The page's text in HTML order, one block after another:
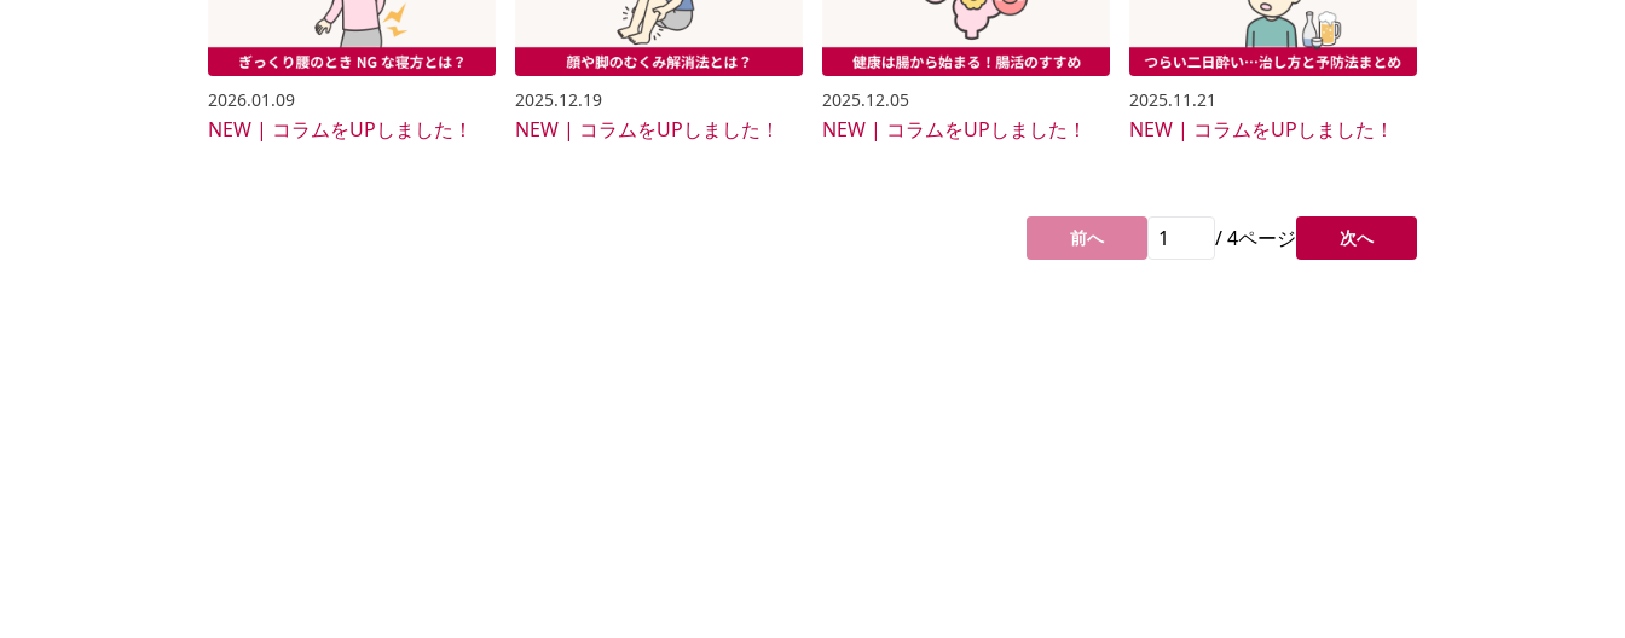
2026.01.09
NEW | コラムをUPしました！
2025.12.19
NEW | コラムをUPしました！
2025.12.05
NEW | コラムをUPしました！
2025.11.21
NEW | コラムをUPしました！
前へ /4ページ 次へ